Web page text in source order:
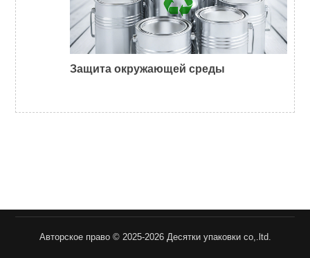
Защита окружающей среды
Авторское право © 2025-2026 Десятки упаковки co,.ltd.